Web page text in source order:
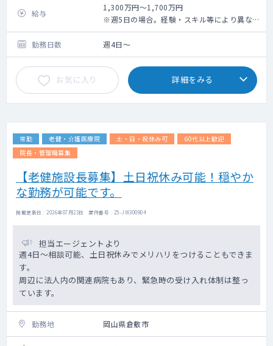
来数 100人/日※週1コマでも相談可
■病棟 ：受け持ち患者数 40人程度（相
談により決定）
■訪問診療：ご希望いただける場合はご相談
の上お願いしたい意向です。
体制：看護師との2名体制（運転は看護師にお
任せいただくこともできます）
往診先：施設中心
往診先は病院を起点に車で5分～30分圏内の
☆訪問診療未経験の先生でもサポートいたし
■設備 ：CT室、心電図、内視鏡
■当直 ：1名体制 手当4万円/回
給与
1,300万円～1,700万円
※週5日の場合。経験・スキル等により異なり
ます。（面接後に最終提示）
勤務日数
週4日～
お気に入り 詳細をみる
常勤 老健・介護医療院 土・日・祝休み可
60代以上歓迎
院長・管理職募集
【老健施設長募集】土日祝休み可能！穏やか
な勤務が可能です。
掲載更新日 : 2026年07月23日 案件番号 : 25-JW300904
担当エージェントより
週4日～相談可能、土日祝休みでメリハリをつけることもできま
す。
周辺に法人内の関連病院もあり、緊急時の受け入れ体制は整っ
ています。
勤務地 岡山県倉敷市